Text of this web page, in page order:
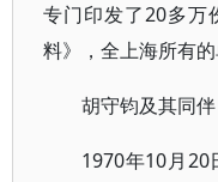
专门印发了20多万
料》，全上海所有
胡守钧及其同
1970年10月20